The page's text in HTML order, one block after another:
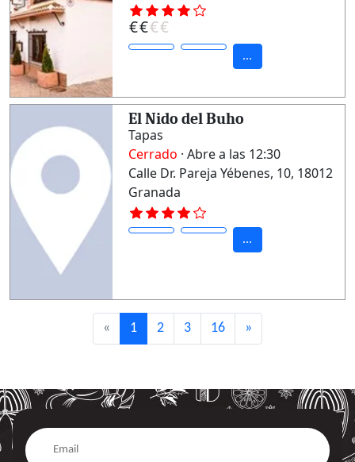
€€€€
...
El Nido del Buho
Tapas
Cerrado · Abre a las 12:30
Calle Dr. Pareja Yébenes, 10, 18012
Granada
...
« 1 2 3 16 »